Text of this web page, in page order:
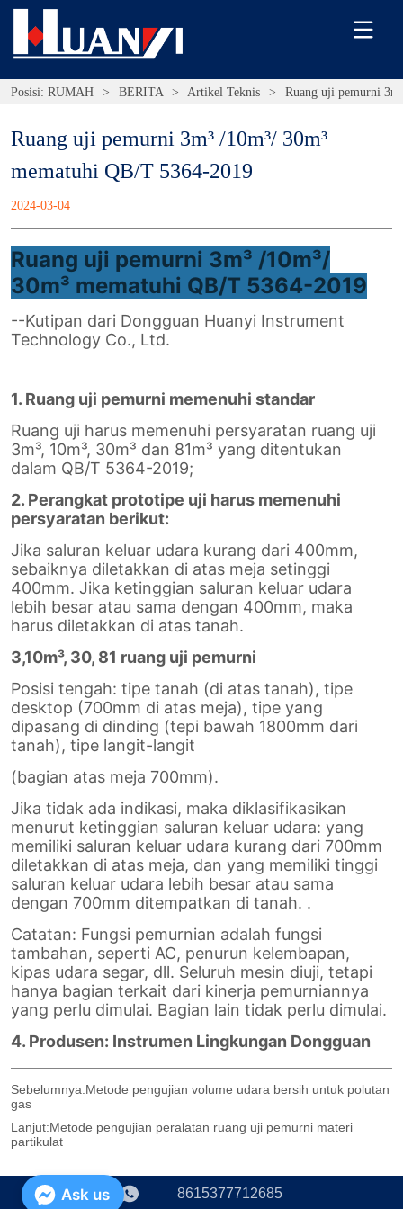
Posisi: RUMAH > BERITA > Artikel Teknis > Ruang uji pemurni
Ruang uji pemurni 3m³ /10m³/ 30m³
mematuhi QB/T 5364-2019
2024-03-04
Sebelumnya:Metode pengujian volume udara bersih untuk polutan
gas
Lanjut:Metode pengujian peralatan ruang uji pemurni materi
partikulat
8615377712685
Ask us